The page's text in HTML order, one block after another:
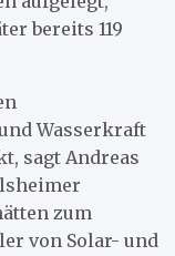
bereits 119
Wasserkraft
sagt Andreas
zum
von Solar- und